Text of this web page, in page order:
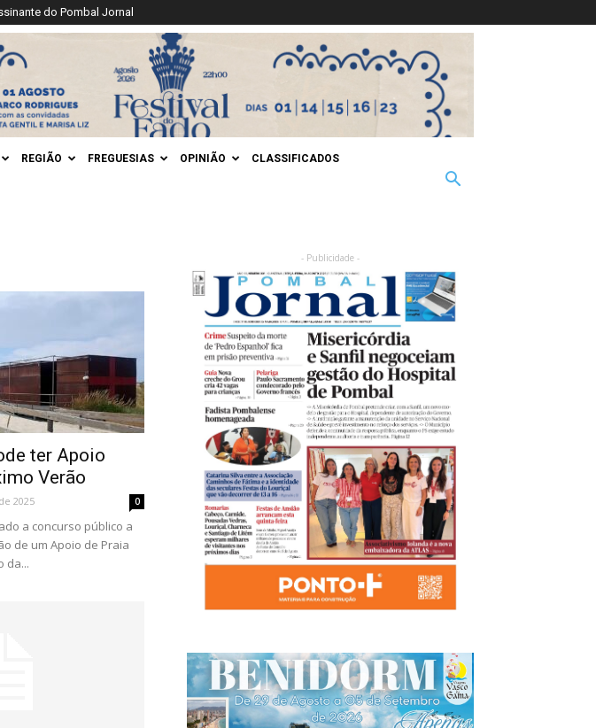
do Pombal Jornal
REGIÃO FREGUESIAS OPINIÃO CLASSIFICADOS
ter Apoio
Verão
2025 0
a concurso público a
de um Apoio de Praia
da...
- Publicidade -